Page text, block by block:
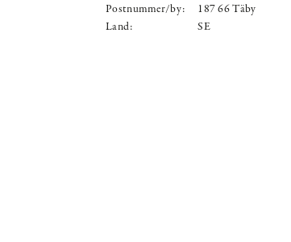
Postnummer/by:
187 66 Täby
Land:
SE